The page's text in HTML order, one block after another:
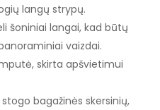
langų strypų.
šoniniai langai, kad būtų
vaizdai.
skirta apšvietimui
bagažinės skersinių,